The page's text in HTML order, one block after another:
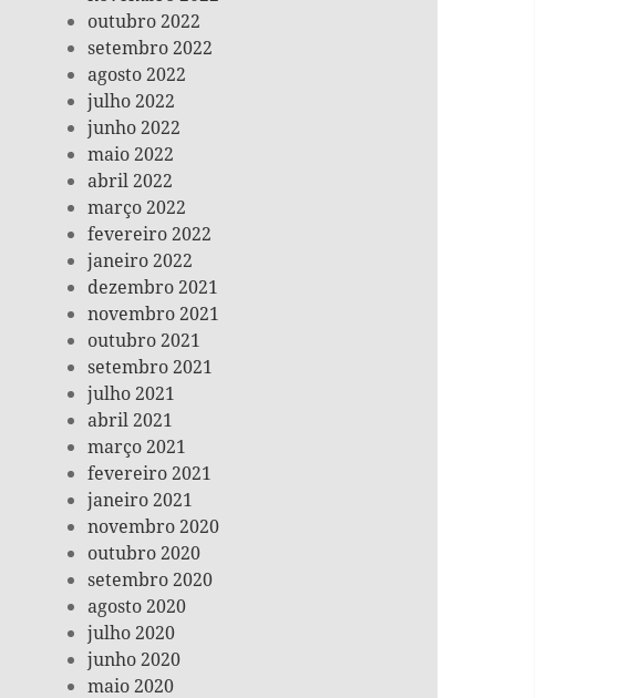
outubro 2022
setembro 2022
agosto 2022
julho 2022
junho 2022
maio 2022
abril 2022
março 2022
fevereiro 2022
janeiro 2022
dezembro 2021
novembro 2021
outubro 2021
setembro 2021
julho 2021
abril 2021
março 2021
fevereiro 2021
janeiro 2021
novembro 2020
outubro 2020
setembro 2020
agosto 2020
julho 2020
junho 2020
maio 2020